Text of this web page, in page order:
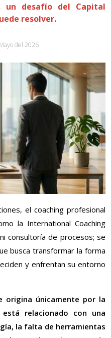
un desafío del Capital
resolver.
del 2026
el coaching profesional
la International Coaching
consultoría de procesos; se
busca transformar la forma
y enfrentan su entorno
origina únicamente por la
relacionado con una
la falta de herramientas